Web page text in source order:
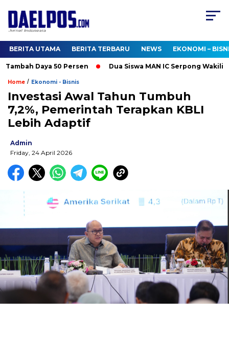
BERITA UTAMA BERITA TERBARU NEWS EKONOMI –
Daya 50 Persen Dua Siswa MAN IC Serpong Wakili RI
Home / Ekonomi - Bisnis
Investasi Awal Tahun Tumbuh
7,2%, Pemerintah Terapkan KBLI
Lebih Adaptif
Admin
Friday, 24 April 2026